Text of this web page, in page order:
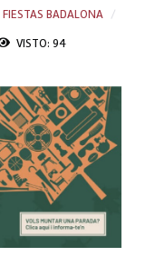
FIESTAS BADALONA
VISTO: 94